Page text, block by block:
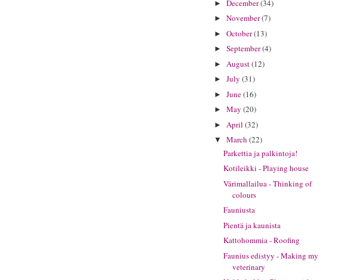
► December(34)
► November(7)
► October(13)
► September(4)
► August(12)
► July (31)
► June(16)
► May (20)
► April (32)
▼ March (22)
Parkettia ja palkintoja!
Kotileikki - Playing house
Värimallailua - Thinking of
colours
Fauniusta
Pientä ja kaunista
Kattohommia - Roofing
Faunius edistyy - Making my
veterinary